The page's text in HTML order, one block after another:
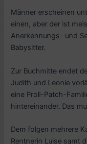
Männer erscheinen
einen, aber der ist
Anerkennungs- und
Babysitter.
Zur Buchmitte endet
Judith und Leonie
eine Proll-Patch-
hintereinander. Das
Dem folgen mehrere
Rentnerin Luise samt